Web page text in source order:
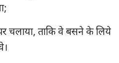
जकर्याह
चलाया, ताकि वे बसने के लिये